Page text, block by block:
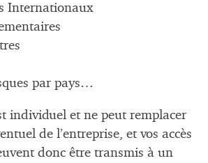
Internationaux
par pays…
individuel et ne peut remplacer
de l’entreprise, et vos accès
donc être transmis à un